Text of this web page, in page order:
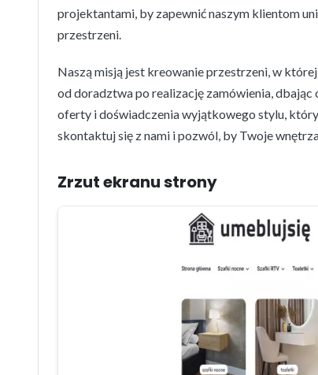
projektantami, by zapewnić naszym klientom
przestrzeni.
Naszą misją jest kreowanie przestrzeni, w
od doradztwa po realizację zamówienia,
oferty i doświadczenia wyjątkowego stylu,
skontaktuj się z nami i pozwól, by Twoje
Zrzut ekranu strony